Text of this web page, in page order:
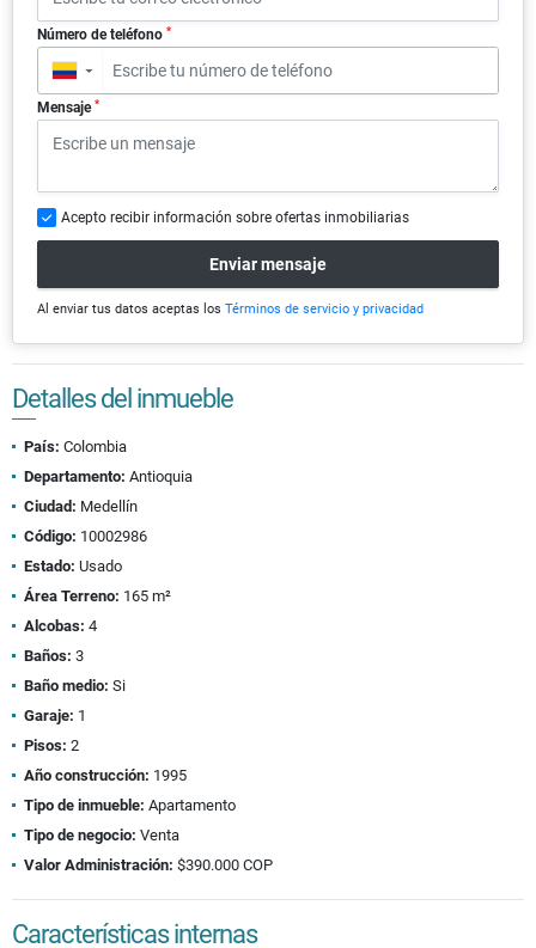
Número de teléfono *
▼
Mensaje *
Acepto recibir información sobre ofertas inmobiliarias
Enviar mensaje
Al enviar tus datos aceptas los Términos de servicio y privacidad
Detalles del inmueble
País: Colombia
Departamento: Antioquia
Ciudad: Medellín
Código: 10002986
Estado: Usado
Área Terreno: 165 m²
Alcobas: 4
Baños: 3
Baño medio: Si
Garaje: 1
Pisos: 2
Año construcción: 1995
Tipo de inmueble: Apartamento
Tipo de negocio: Venta
Valor Administración: $390.000 COP
Características internas